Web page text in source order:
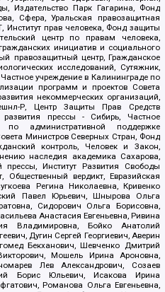
Издательство Парк Гагарина, Фонд
Сфера, Уральская правозащитная
прав человека, Фонд защиты
центр по правам человека,
инициатив и социального
правозащитный центр, Гражданское
исследований, Сутяжник,
учреждение в Калининграде по
программ и проектов Совета
некоммерческих организаций,
Р, Центр Защиты Прав Средств
прессы - Сибирь, Частное
по административной поддержке
Министров Северных Стран, Фонд
контроль, Человек и Закон,
наследия академика Сахарова,
Институт Развития Свободы
вердикт, Евразийская
Регина Николаевна, Кривенко
Павел Юрьевич, Шнырова Ольга
Сидорович Ольга Борисовна,
Анастасия Евгеньевна, Ривина
Владимировна, Бойко Анатолий
Дугин Сергей Георгиевич, Аверин
Бекханович, Шевченко Дмитрий
Мошель Ирина Ароновна,
Лев Александрович, Созаев
Борис Юльевич, Исакова Ирина
Романова Ольга Евгеньевна,